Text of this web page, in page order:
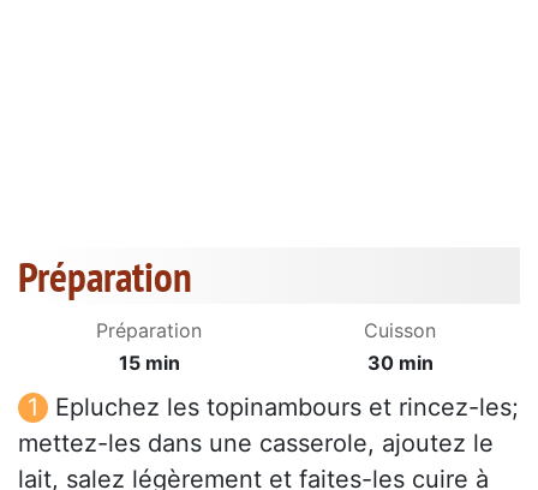
Préparation
Préparation
15 min
Cuisson
30 min
Epluchez les topinambours et rincez-les;
mettez-les dans une casserole, ajoutez le
lait, salez légèrement et faites-les cuire à